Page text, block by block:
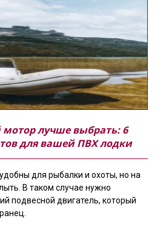
лучше выбрать: 6
для вашей ПВХ лодки
для рыбалки и охоты, но на
В таком случае нужно
подвесной двигатель, который